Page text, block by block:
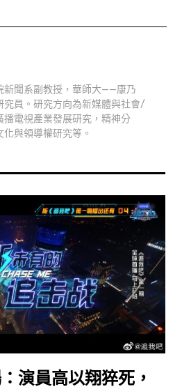
新聞系副教授，華師大——康乃
究員。研究方向為新媒體與社會/
播電視產業發展研究，精神分
與領導權研究等。
演員高以翔猝死，